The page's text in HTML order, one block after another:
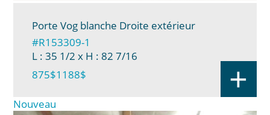
Porte Vog blanche Droite extérieur
#R153309-1
L : 35 1/2 x H : 82 7/16
875$1188$ +
Nouveau